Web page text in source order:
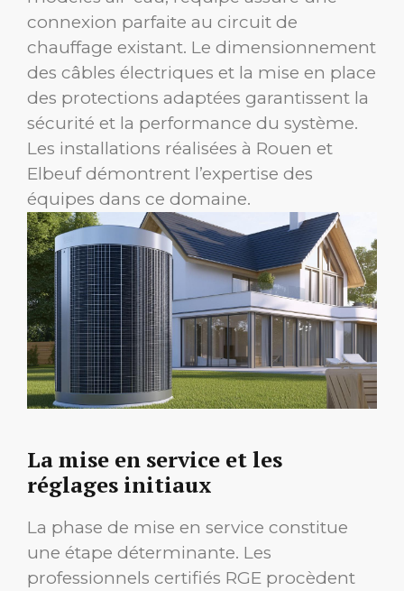
connexion parfaite au circuit de
chauffage existant. Le dimensionnement
des câbles électriques et la mise en place
des protections adaptées garantissent la
sécurité et la performance du système.
Les installations réalisées à Rouen et
Elbeuf démontrent l’expertise des
équipes dans ce domaine.
La mise en service et les
réglages initiaux
La phase de mise en service constitue
une étape déterminante. Les
professionnels certifiés RGE procèdent